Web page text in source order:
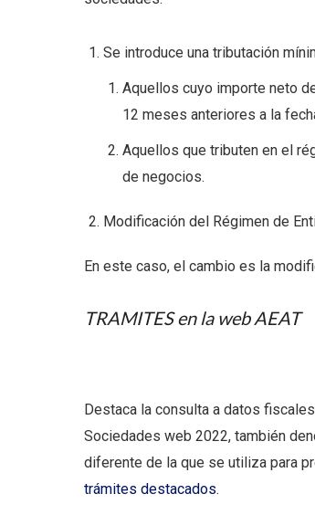
Se introduce una tributación
Aquellos cuyo importe neto
12 meses anteriores a la
Aquellos que tributen en el
de negocios.
Modificación del Régimen de
En este caso, el cambio es la
TRAMITES en la web AEAT
Destaca la consulta a datos
Sociedades web 2022, también
diferente de la que se utiliza para
trámites destacados.